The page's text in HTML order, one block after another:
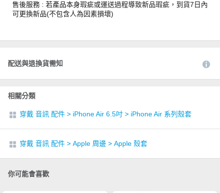
售後服務 : 若產品本身瑕疵或運送過程導致新品瑕疵，到貨7日內
可更換新品(不包含人為因素損壞)
配送與退換貨需知
相關分類
穿戴 音訊 配件 > iPhone Air 6.5吋 > iPhone Air 系列殼套
穿戴 音訊 配件 > Apple 周邊 > Apple 殼套
你可能會喜歡